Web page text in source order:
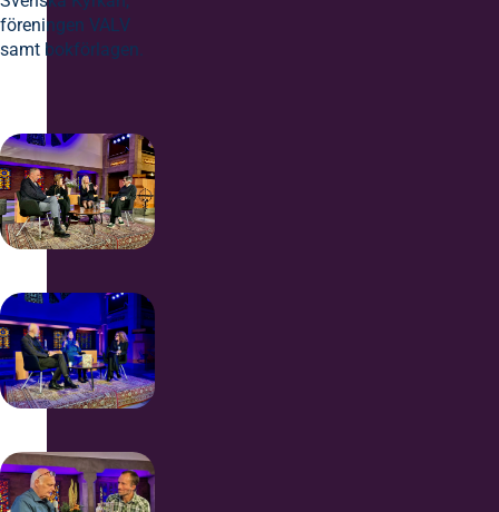
föreningen VALV
samt bokförlagen.